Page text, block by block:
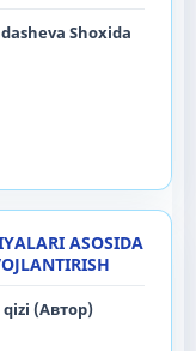
Shoxida
ASOSIDA
(Автор)